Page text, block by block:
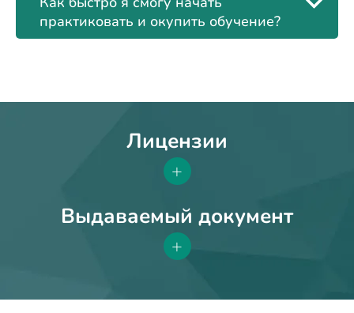
практиковать и окупить обучение?
Лицензии
+
Выдаваемый документ
+